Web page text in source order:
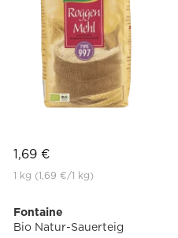
1,69 €
1 kg (1,69 €/1 kg)
Fontaine
Bio Natur-Sauerteig